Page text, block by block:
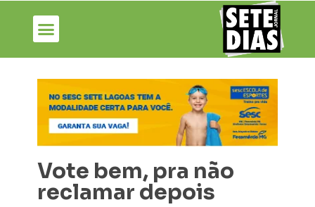
Vote bem, pra não
reclamar depois